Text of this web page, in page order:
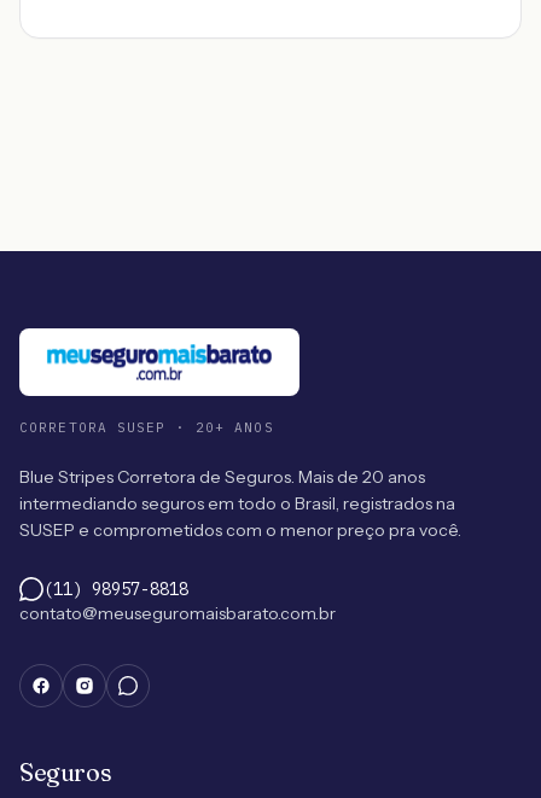
CORRETORA SUSEP · 20+ ANOS
Blue Stripes Corretora de Seguros. Mais de 20 anos
intermediando seguros em todo o Brasil, registrados na
SUSEP e comprometidos com o menor preço pra você.
(11) 98957-8818
contato@meuseguromaisbarato.com.br
Seguros